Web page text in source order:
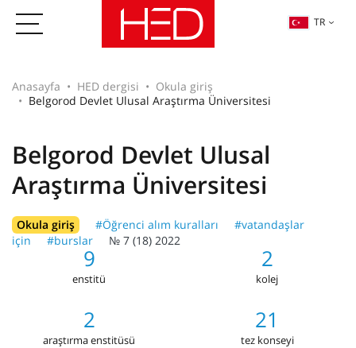
TR
Anasayfa HED dergisi
Okula giriş
Belgorod Devlet Ulusal Araştırma Üniversitesi
Belgorod Devlet Ulusal
Araştırma Üniversitesi
Okula giriş #Öğrenci alım kuralları
#vatandaşlar
için
#burslar № 7 (18) 2022
9
enstitü
2
kolej
2
araştırma enstitüsü
21
tez konseyi